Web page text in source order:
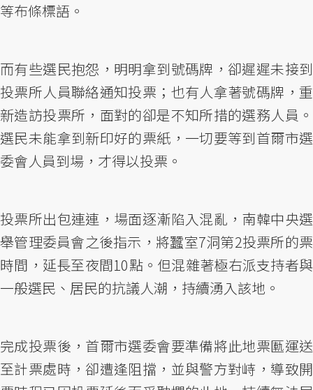
等布條標語。
而有些選民抱怨，明明拿到號碼牌，卻遲遲未接到
投票所人員聯絡通知投票；也有人拿著號碼牌，重
新造訪投票所，面對的卻是不知所措的選務人員。
選民未能拿到新印好的票紙，一切要等到首爾市選
委會人員到場，才得以投票。
投票所出包連連，場面逐漸陷入混亂，南韓中央選
舉管理委員會之後指示，將蠶室7洞第2投票所的票
時間，延長至夜間10點。但混雜著極右派支持者與
一般選民、居民的抗議人潮，持續湧入該地。
完成投票後，首爾市選委會要準備將此地票匭運送
至計票處時，卻遭逢阻擋，並與警方對峙，導致開